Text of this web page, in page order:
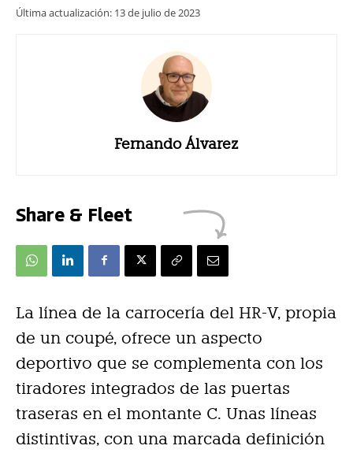
Última actualización: 13 de julio de 2023
Fernando Álvarez
Share & Fleet
La línea de la carrocería del HR-V, propia
de un coupé, ofrece un aspecto
deportivo que se complementa con los
tiradores integrados de las puertas
traseras en el montante C. Unas líneas
distintivas, con una marcada definición